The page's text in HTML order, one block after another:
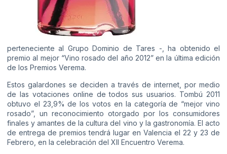
perteneciente al Grupo Dominio de Tares -, ha obtenido el
premio al mejor “Vino rosado del año 2012” en la última edición
de los Premios Verema.
Estos galardones se deciden a través de internet, por medio
de las votaciones online de todos sus usuarios. Tombú 2011
obtuvo el 23,9% de los votos en la categoría de “mejor vino
rosado”, un reconocimiento otorgado por los consumidores
finales y amantes de la cultura del vino y la gastronomía. El acto
de entrega de premios tendrá lugar en Valencia el 22 y 23 de
Febrero, en la celebración del XII Encuentro Verema.